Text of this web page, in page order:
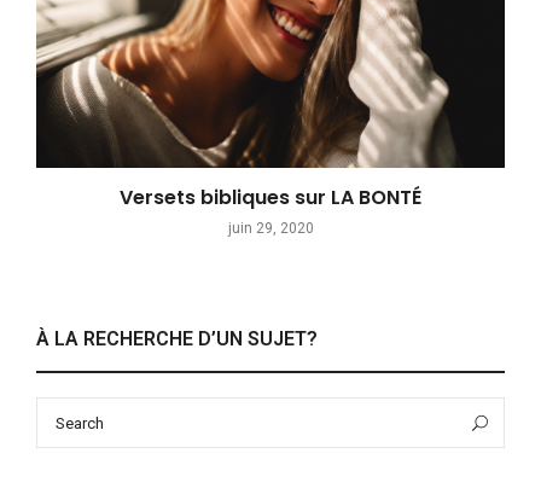
Versets bibliques sur LA BONTÉ
juin 29, 2020
À LA RECHERCHE D’UN SUJET?